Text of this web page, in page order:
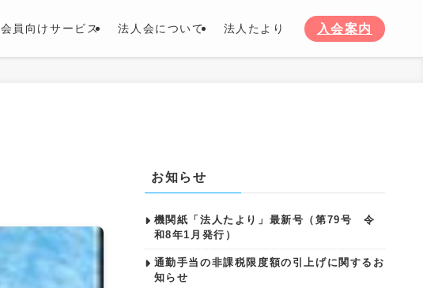
会員向けサービス 法人会について 法人たより 入会案内
お知らせ
機関紙「法人たより」最新号（第79号 令
和8年1月発行）
通勤手当の非課税限度額の引上げに関するお
知らせ